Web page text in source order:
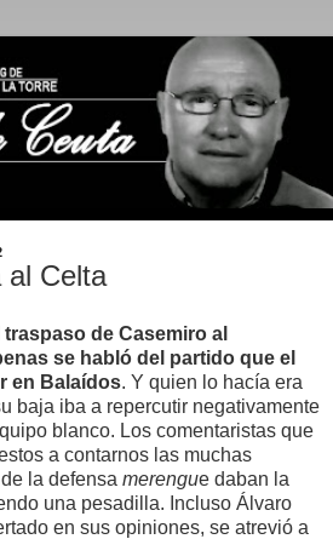
al Celta
de Casemiro al
se habló del partido que el
en Balaídos. Y quien lo hacía era
baja iba a repercutir negativamente
blanco. Los comentaristas que
a contarnos las muchas
la defensa merengue daban la
una pesadilla. Incluso Álvaro
en sus opiniones, se atrevió a